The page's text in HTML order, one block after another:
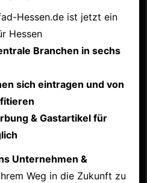
Hessen.de ist jetzt ein
Hessen
Branchen in sechs
sich eintragen und von
& Gastartikel für
Unternehmen &
Weg in die Zukunft zu